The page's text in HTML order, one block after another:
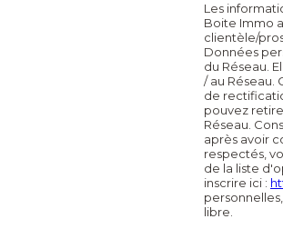
Les
Boite Immo
clientèle/
Données
du Réseau.
/ au Réseau.
de
pouvez
Réseau.
après avoir
respectés,
de la liste
inscrire ici :
libre.